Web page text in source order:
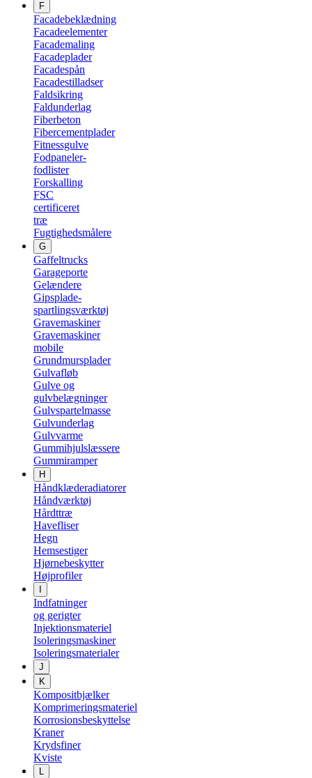
F
Facadebeklædning
Facadeelementer
Facademaling
Facadeplader
Facadespån
Facadestilladser
Faldsikring
Faldunderlag
Fiberbeton
Fibercementplader
Fitnessgulve
Fodpaneler-
fodlister
Forskalling
FSC
certificeret
træ
Fugtighedsmålere
G
Gaffeltrucks
Garageporte
Gelændere
Gipsplade-
spartlingsværktøj
Gravemaskiner
Gravemaskiner
mobile
Grundmursplader
Gulvafløb
Gulve og
gulvbelægninger
Gulvspartelmasse
Gulvunderlag
Gulvvarme
Gummihjulslæssere
Gummiramper
H
Håndklæderadiatorer
Håndværktøj
Hårdttræ
Havefliser
Hegn
Hemsestiger
Hjørnebeskytter
Højprofiler
Indfatninger
og gerigter
Injektionsmateriel
Isoleringsmaskiner
Isoleringsmaterialer
J
K
Kompositbjælker
Komprimeringsmateriel
Korrosionsbeskyttelse
Kraner
Krydsfiner
Kviste
L